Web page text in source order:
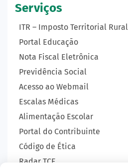
Serviços
ITR – Imposto Territorial Rural
Portal Educação
Nota Fiscal Eletrônica
Previdência Social
Acesso ao Webmail
Escalas Médicas
Alimentação Escolar
Portal do Contribuinte
Código de Ética
Radar TCE